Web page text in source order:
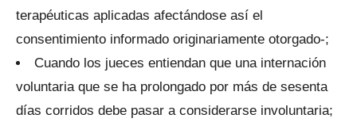
terapéuticas aplicadas afectándose así el
consentimiento informado originariamente otorgado-;
Cuando los jueces entiendan que una internación
voluntaria que se ha prolongado por más de sesenta
días corridos debe pasar a considerarse involuntaria;